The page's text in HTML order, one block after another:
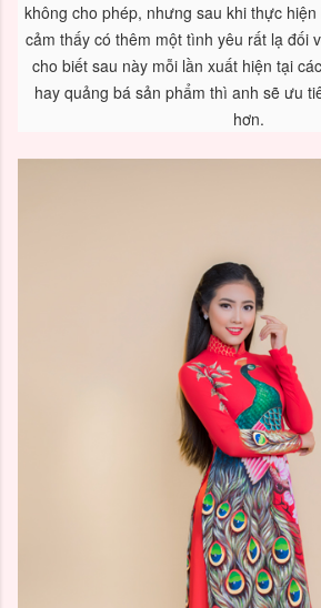
không cho phép, nhưng sau khi thực
cảm thấy có thêm một tình yêu rất lạ đối
cho biết sau này mỗi lần xuất hiện tại
hay quảng bá sản phẩm thì anh sẽ ưu
hơn.